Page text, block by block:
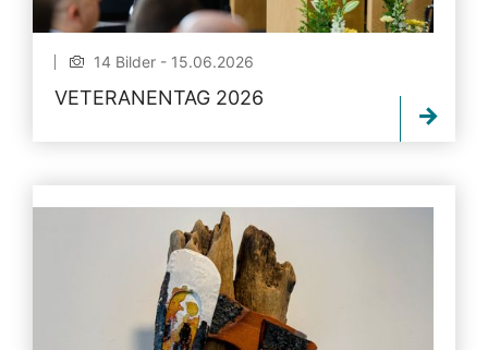
14 Bilder - 15.06.2026
VETERANENTAG 2026